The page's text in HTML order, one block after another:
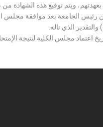
ويتم توقيع هذه الشهادة من
رئيس الجامعة بعد موافقة مجلس
الذي ناله.
اعتماد مجلس الكلية لنتيجة